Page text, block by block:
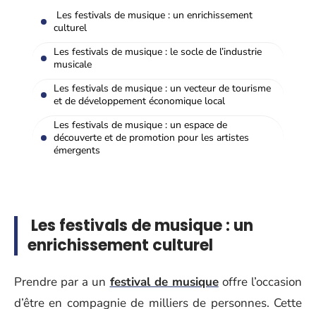
Les festivals de musique : un enrichissement
culturel
Les festivals de musique : le socle de l’industrie
musicale
Les festivals de musique : un vecteur de tourisme
et de développement économique local
Les festivals de musique : un espace de
découverte et de promotion pour les artistes
émergents
Les festivals de musique : un
enrichissement culturel
Prendre par a un festival de musiqueoffre l’occasion
d’être en compagnie de milliers de personnes. Cette